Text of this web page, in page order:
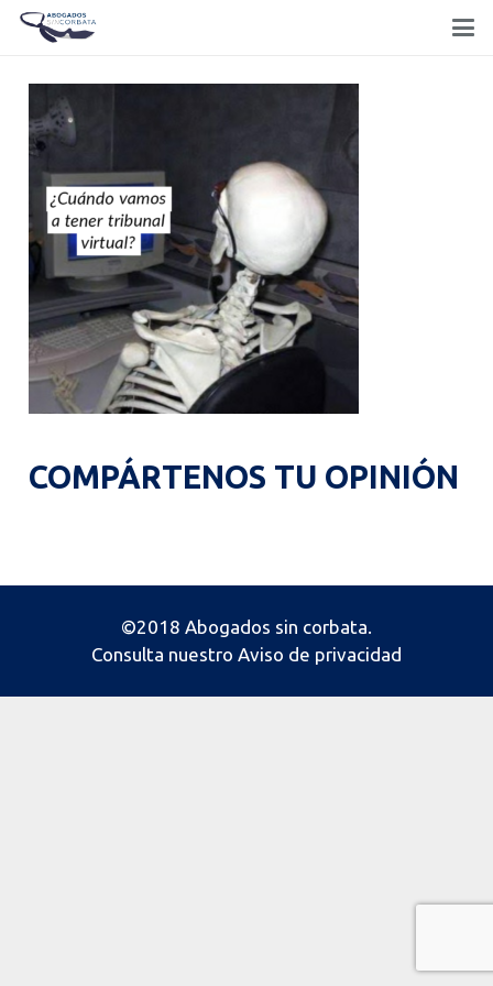
COMPÁRTENOS TU OPINIÓN
©2018 Abogados sin corbata.
Consulta nuestro Aviso de privacidad